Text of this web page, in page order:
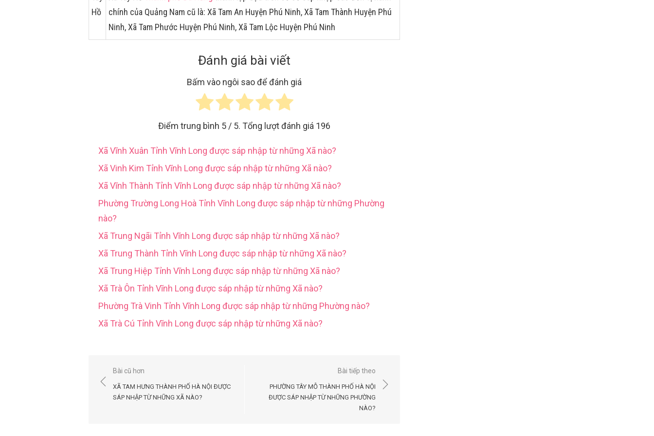
Hồ
chính của Quảng Nam cũ là: Xã Tam An Huyện Phú Ninh, Xã Tam Thành Huyện Phú
Ninh, Xã Tam Phước Huyện Phú Ninh, Xã Tam Lộc Huyện Phú Ninh
Đánh giá bài viết
Bấm vào ngôi sao để đánh giá
Điểm trung bình 5 / 5. Tổng lượt đánh giá 196
Xã Vĩnh Xuân Tỉnh Vĩnh Long được sáp nhập từ những Xã nào?
Xã Vinh Kim Tỉnh Vĩnh Long được sáp nhập từ những Xã nào?
Xã Vĩnh Thành Tỉnh Vĩnh Long được sáp nhập từ những Xã nào?
Phường Trường Long Hoà Tỉnh Vĩnh Long được sáp nhập từ những Phường
nào?
Xã Trung Ngãi Tỉnh Vĩnh Long được sáp nhập từ những Xã nào?
Xã Trung Thành Tỉnh Vĩnh Long được sáp nhập từ những Xã nào?
Xã Trung Hiệp Tỉnh Vĩnh Long được sáp nhập từ những Xã nào?
Xã Trà Ôn Tỉnh Vĩnh Long được sáp nhập từ những Xã nào?
Phường Trà Vinh Tỉnh Vĩnh Long được sáp nhập từ những Phường nào?
Xã Trà Cú Tỉnh Vĩnh Long được sáp nhập từ những Xã nào?
Điều
hướng
Bài cũ hơn
XÃ TAM HƯNG THÀNH PHỐ HÀ NỘI ĐƯỢC
SÁP NHẬP TỪ NHỮNG XÃ NÀO?
Bài tiếp theo
PHƯỜNG TÂY MỖ THÀNH PHỐ HÀ NỘI
ĐƯỢC SÁP NHẬP TỪ NHỮNG PHƯỜNG
NÀO?